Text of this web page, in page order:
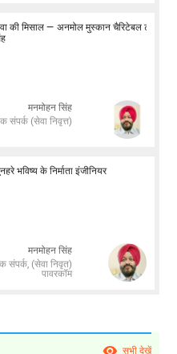
की मिसाल — अनमोल मुस्कान चैरिटेबल ट्रस्ट:
मनमोहन सिंह
संपर्क (सेवा निवृत्त)
भविष्य के निर्माता इंजीनियर
मनमोहन सिंह
संपर्क, (सेवा निवृत)
पावरकॉम
सभी देखें